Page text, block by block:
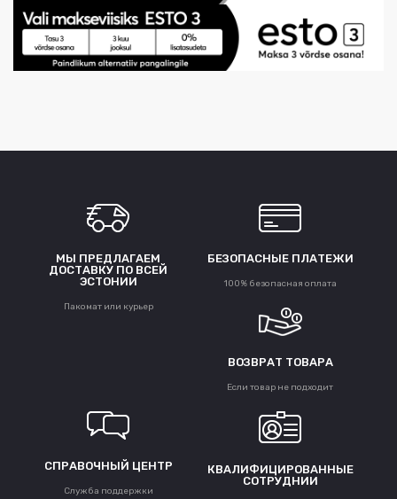
МЫ ПРЕДЛАГАЕМ
ДОСТАВКУ ПО ВСЕЙ
ЭСТОНИИ
Пакомат или курьер
БЕЗОПАСНЫЕ ПЛАТЕЖИ
100% безопасная оплата
ВОЗВРАТ ТОВАРА
Если товар не подходит
СПРАВОЧНЫЙ ЦЕНТР
Служба поддержки
КВАЛИФИЦИРОВАННЫЕ
СОТРУДНИИ